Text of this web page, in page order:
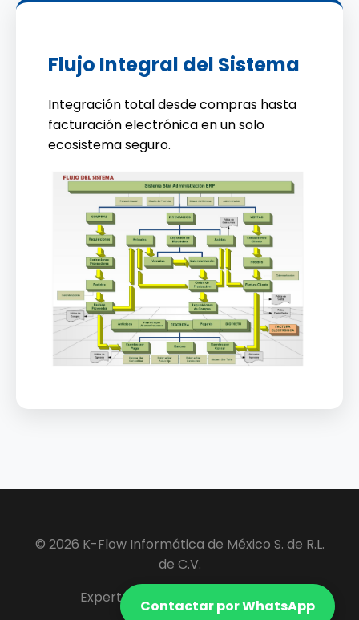
Flujo Integral del Sistema
Integración total desde compras hasta
facturación electrónica en un solo
ecosistema seguro.
Contactar por WhatsApp
© 2026 K-Flow Informática de México S. de R.L.
de C.V.
Expertos en Software ERP y VIP.